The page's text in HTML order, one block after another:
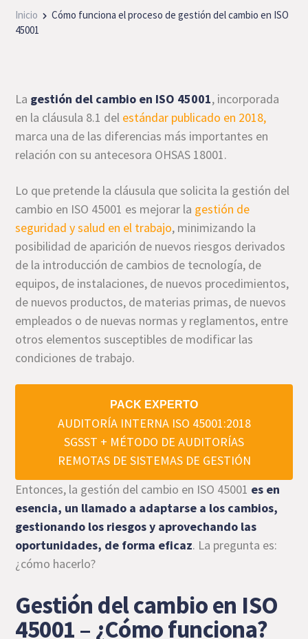
Inicio
Cómo funciona el proceso de gestión del cambio en ISO
45001
La gestión del cambio en ISO 45001, incorporada
en la cláusula 8.1 del estándar publicado en 2018,
marca una de las diferencias más importantes en
relación con su antecesora OHSAS 18001.
Lo que pretende la cláusula que solicita la gestión del
cambio en ISO 45001 es mejorar la gestión de
seguridad y salud en el trabajo, minimizando la
posibilidad de aparición de nuevos riesgos derivados
de la introducción de cambios de tecnología, de
equipos, de instalaciones, de nuevos procedimientos,
de nuevos productos, de materias primas, de nuevos
empleados o de nuevas normas y reglamentos, entre
otros elementos susceptibles de modificar las
condiciones de trabajo.
PACK EXPERTO
AUDITORÍA INTERNA ISO 45001:2018
SGSST + MÉTODO DE AUDITORÍAS
REMOTAS DE SISTEMAS DE GESTIÓN
Entonces, la gestión del cambio en ISO 45001 es en
esencia, un llamado a adaptarse a los cambios,
gestionando los riesgos y aprovechando las
oportunidades, de forma eficaz. La pregunta es:
¿cómo hacerlo?
Gestión del cambio en ISO
45001 – ¿Cómo funciona?